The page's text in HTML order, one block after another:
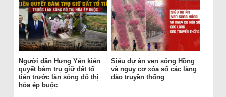
Người dân Hưng Yên kiên
quyết bám trụ giữ đất tổ
tiên trước làn sóng đô thị
hóa ép buộc
Siêu dự án ven sông Hồng
và nguy cơ xóa sổ các làng
đào truyền thống